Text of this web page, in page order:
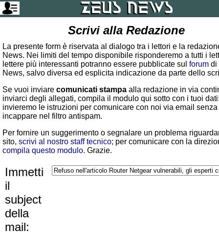
Scrivi alla Redazione
La presente form è riservata al dialogo tra i lettori e la
News. Nei limiti del tempo disponibile risponderemo a tutti i
lettere più interessanti potranno essere pubblicate sul forum di
News, salvo diversa ed esplicita indicazione da parte dello
Se vuoi inviare comunicati stampa alla redazione in via
inviarci degli allegati, compila il modulo qui sotto con i tuoi
invieremo le istruzioni per comunicare con noi via email senza
incappare nel filtro antispam.
Per fornire un suggerimento o segnalare un problema
sito, scrivi al nostro staff tecnico; per comunicare con la
compila questo modulo. Grazie.
Immetti
il
subject
della
mail: